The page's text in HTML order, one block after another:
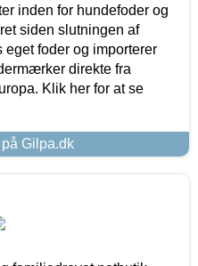
inden for hundefoder og
siden slutningen af
foder og importerer
direkte fra
Klik her for at se
Gilpa.dk